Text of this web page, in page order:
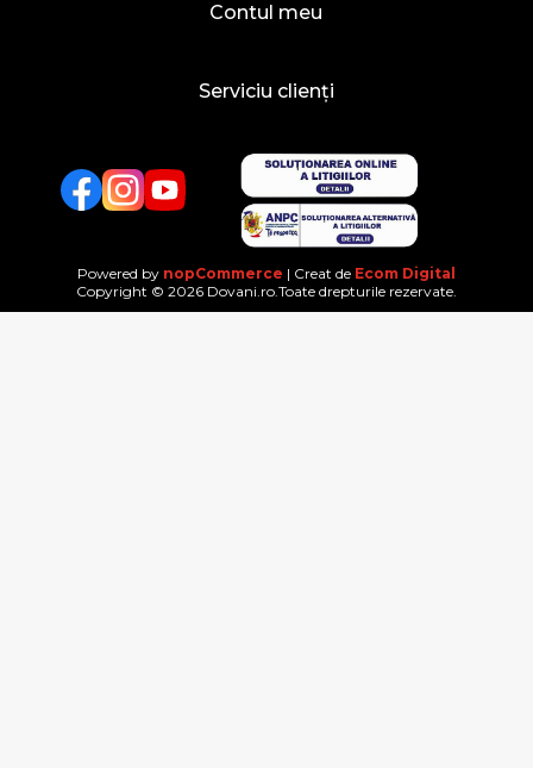
Contul meu
Serviciu clienți
FacebookTwitterYouTube
Powered by nopCommerce | Creat de Ecom Digital
Copyright © 2026 Dovani.ro.Toate drepturile rezervate.